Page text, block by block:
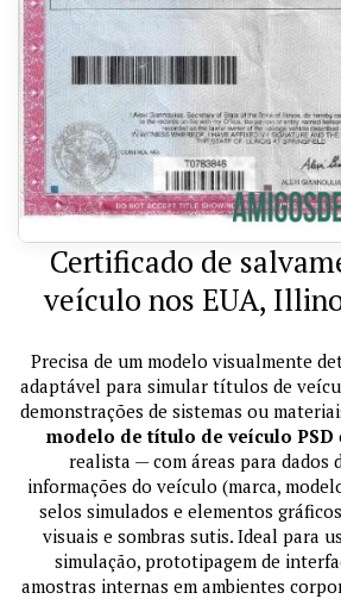
Certificado de
veículo nos EUA,
Precisa de um modelo visualmente
adaptável para simular títulos de
demonstrações de sistemas ou
modelo de título de veículo PSD
realista — com áreas para dados
informações do veículo (marca,
selos simulados e elementos
visuais e sombras sutis. Ideal para
simulação, prototipagem de
amostras internas em ambientes